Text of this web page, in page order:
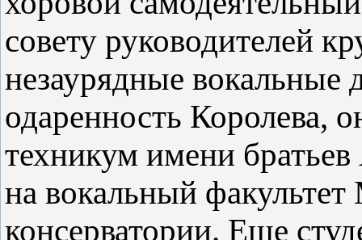
совету руководителей
незаурядные
одаренность Королева,
техникум имени
на вокальный факультет
консерватории. Еще